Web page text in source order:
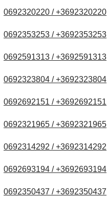
0692320220 / +3692320220
0692353253 / +3692353253
0692591313 / +3692591313
0692323804 / +3692323804
0692692151 / +3692692151
0692321965 / +3692321965
0692314292 / +3692314292
0692693194 / +3692693194
0692350437 / +3692350437